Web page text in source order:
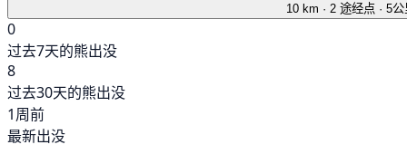
10 km · 2 途经点 · 5
0
过去7天的熊出没
8
过去30天的熊出没
1周前
最新出没